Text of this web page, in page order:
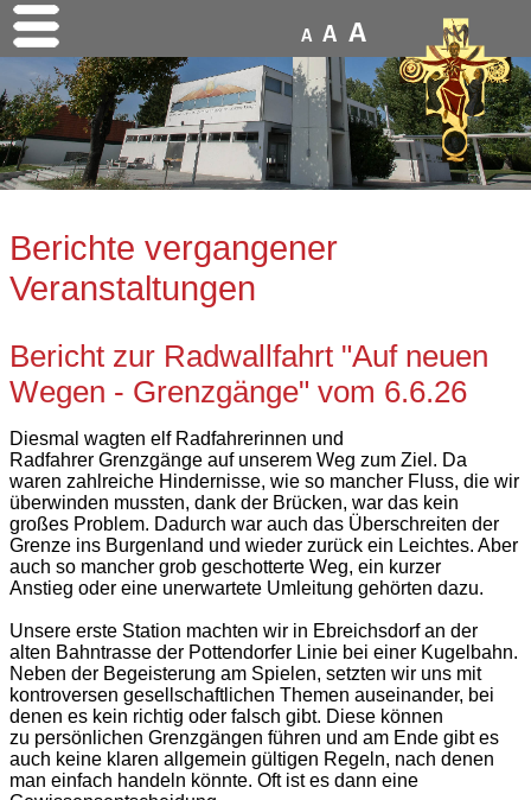
A A A
Berichte vergangener
Veranstaltungen
Bericht zur Radwallfahrt "Auf neuen
Wegen - Grenzgänge" vom 6.6.26
Diesmal wagten elf Radfahrerinnen und
Radfahrer Grenzgänge auf unserem Weg zum Ziel. Da
waren zahlreiche Hindernisse, wie so mancher Fluss, die wir
überwinden mussten, dank der Brücken, war das kein
großes Problem. Dadurch war auch das Überschreiten der
Grenze ins Burgenland und wieder zurück ein Leichtes. Aber
auch so mancher grob geschotterte Weg, ein kurzer
Anstieg oder eine unerwartete Umleitung gehörten dazu.
Unsere erste Station machten wir in Ebreichsdorf an der
alten Bahntrasse der Pottendorfer Linie bei einer Kugelbahn.
Neben der Begeisterung am Spielen, setzten wir uns mit
kontroversen gesellschaftlichen Themen auseinander, bei
denen es kein richtig oder falsch gibt. Diese können
zu persönlichen Grenzgängen führen und am Ende gibt es
auch keine klaren allgemein gültigen Regeln, nach denen
man einfach handeln könnte. Oft ist es dann eine